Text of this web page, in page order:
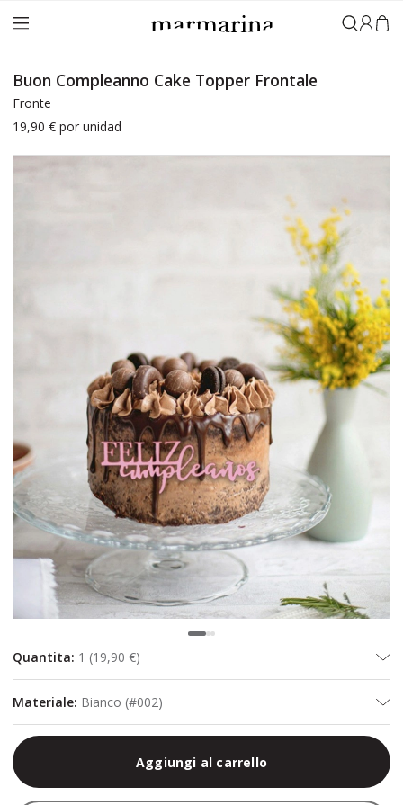
Accedi
Buon Compleanno Cake Topper Frontale
Fronte
19,90 € por unidad
Quantita: 1 (19,90 €)
Materiale: Bianco (#002)
Aggiungi al carrello